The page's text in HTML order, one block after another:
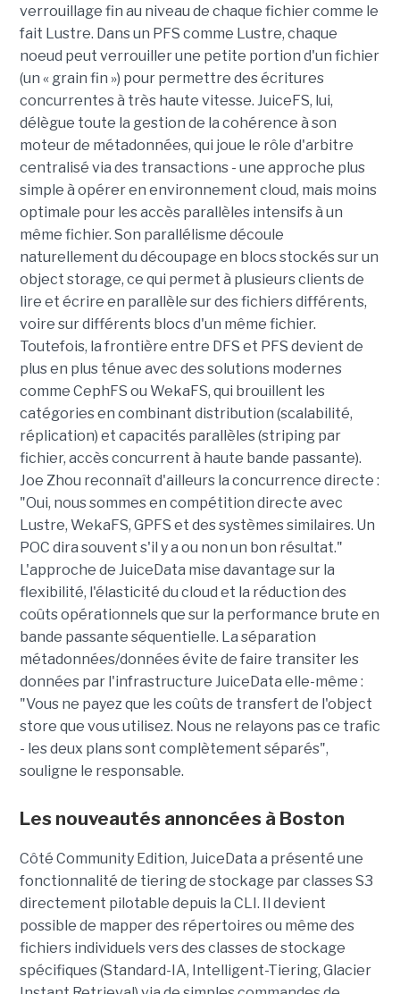
verrouillage fin au niveau de chaque fichier comme le
fait Lustre. Dans un PFS comme Lustre, chaque
noeud peut verrouiller une petite portion d'un fichier
(un « grain fin ») pour permettre des écritures
concurrentes à très haute vitesse. JuiceFS, lui,
délègue toute la gestion de la cohérence à son
moteur de métadonnées, qui joue le rôle d'arbitre
centralisé via des transactions - une approche plus
simple à opérer en environnement cloud, mais moins
optimale pour les accès parallèles intensifs à un
même fichier. Son parallélisme découle
naturellement du découpage en blocs stockés sur un
object storage, ce qui permet à plusieurs clients de
lire et écrire en parallèle sur des fichiers différents,
voire sur différents blocs d'un même fichier.
Toutefois, la frontière entre DFS et PFS devient de
plus en plus ténue avec des solutions modernes
comme CephFS ou WekaFS, qui brouillent les
catégories en combinant distribution (scalabilité,
réplication) et capacités parallèles (striping par
fichier, accès concurrent à haute bande passante).
Joe Zhou reconnaît d'ailleurs la concurrence directe :
"Oui, nous sommes en compétition directe avec
Lustre, WekaFS, GPFS et des systèmes similaires. Un
POC dira souvent s'il y a ou non un bon résultat."
L'approche de JuiceData mise davantage sur la
flexibilité, l'élasticité du cloud et la réduction des
coûts opérationnels que sur la performance brute en
bande passante séquentielle. La séparation
métadonnées/données évite de faire transiter les
données par l'infrastructure JuiceData elle-même :
"Vous ne payez que les coûts de transfert de l'object
store que vous utilisez. Nous ne relayons pas ce trafic
- les deux plans sont complètement séparés",
souligne le responsable.
Les nouveautés annoncées à Boston
Côté Community Edition, JuiceData a présenté une
fonctionnalité de tiering de stockage par classes S3
directement pilotable depuis la CLI. Il devient
possible de mapper des répertoires ou même des
fichiers individuels vers des classes de stockage
spécifiques (Standard-IA, Intelligent-Tiering, Glacier